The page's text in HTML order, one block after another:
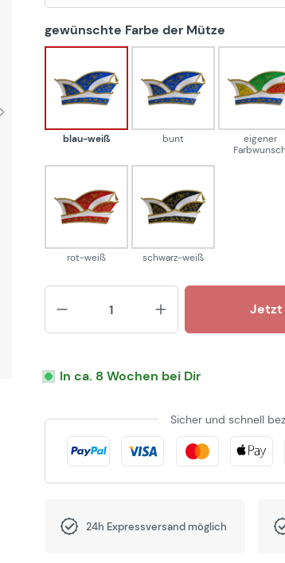
gewünschte Farbe der Mütze
blau-weiß
blau-weiß
bunt
bunt
eigener
rot-weiß
rot-weiß
schwarz-weiß
schwarz-weiß
ProduktJetzt
In ca. 8 Wochen bei Dir
Sicher und schnell
24h Expressversand möglich